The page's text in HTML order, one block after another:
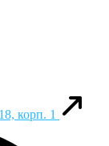
корп. 1